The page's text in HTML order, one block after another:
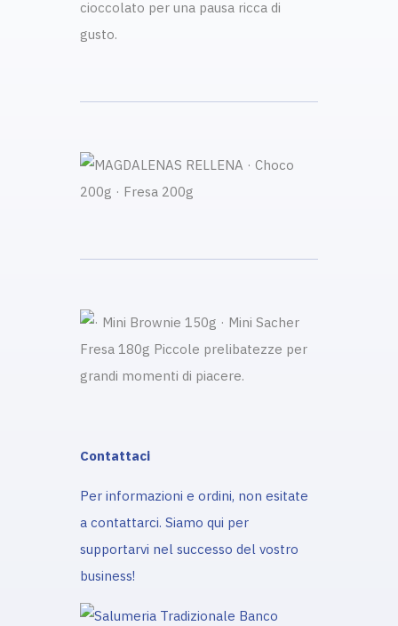
Contattaci
Per informazioni e ordini, non esitate
a contattarci. Siamo qui per
supportarvi nel successo del vostro
business!